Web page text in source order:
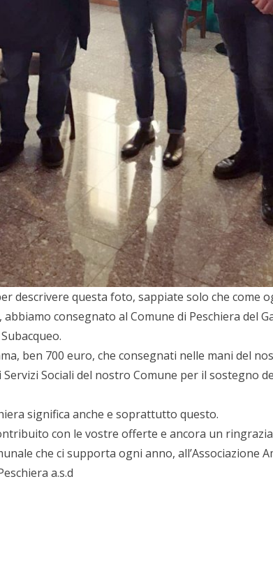
descrivere questa foto, sappiate solo che come
consegnato al Comune di Peschiera del
ben 700 euro, che consegnati nelle mani del
Sociali del nostro Comune per il sostegno
significa anche e soprattutto questo.
con le vostre offerte e ancora un
che ci supporta ogni anno, all’Associazione
a.s.d